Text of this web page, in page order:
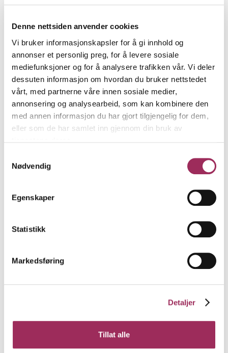
Denne nettsiden anvender cookies
Vi bruker informasjonskapsler for å gi innhold og
annonser et personlig preg, for å levere sosiale
mediefunksjoner og for å analysere trafikken vår. Vi deler
dessuten informasjon om hvordan du bruker nettstedet
vårt, med partnerne våre innen sosiale medier,
annonsering og analysearbeid, som kan kombinere den
med annen informasjon du har gjort tilgjengelig for dem,
eller som de har samlet inn gjennom din bruk av
Nødvendig
Egenskaper
Statistikk
Markedsføring
Detaljer
Tillat alle
Kari Såstad
Statsautorisert regnskapsfører
ks@frisikt.no
97 98 02 26
Ringsaker
90 23 85 00